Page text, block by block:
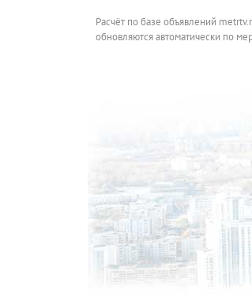
Расчёт по базе объявлений
обновляются автоматически по